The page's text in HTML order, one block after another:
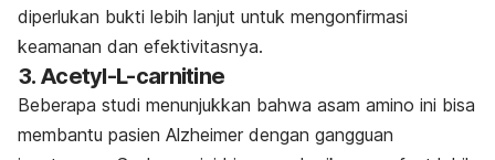
diperlukan bukti lebih lanjut untuk mengonfirmasi
keamanan dan efektivitasnya.
3. Acetyl-L-carnitine
Beberapa studi menunjukkan bahwa asam amino ini bisa
membantu pasien Alzheimer dengan gangguan